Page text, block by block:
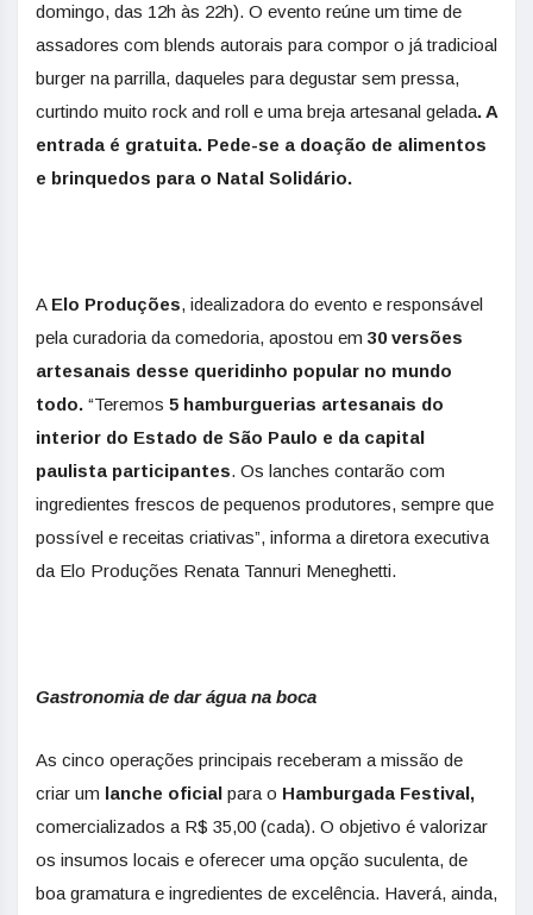
domingo, das 12h às 22h). O evento reúne um time de
assadores com blends autorais para compor o já tradicioal
burger na parrilla, daqueles para degustar sem pressa,
curtindo muito rock and roll e uma breja artesanal gelada. A
entrada é gratuita. Pede-se a doação de alimentos
e brinquedos para o Natal Solidário.
A Elo Produções, idealizadora do evento e responsável
pela curadoria da comedoria, apostou em 30 versões
artesanais desse queridinho popular no mundo
todo. “Teremos 5 hamburguerias artesanais do
interior do Estado de São Paulo e da capital
paulista participantes. Os lanches contarão com
ingredientes frescos de pequenos produtores, sempre que
possível e receitas criativas”, informa a diretora executiva
da Elo Produções Renata Tannuri Meneghetti.
Gastronomia de dar água na boca
As cinco operações principais receberam a missão de
criar um lanche oficial para o Hamburgada Festival,
comercializados a R$ 35,00 (cada). O objetivo é valorizar
os insumos locais e oferecer uma opção suculenta, de
boa gramatura e ingredientes de excelência. Haverá, ainda,